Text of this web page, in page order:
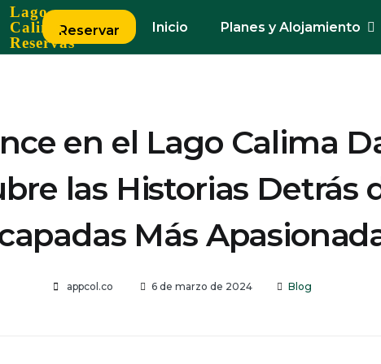
Lago
Calima
Reservas
Reservar Inicio Planes y Alojamiento
en el Lago Calima
las Historias Detrás
Más
appcol.co 6 de marzo de 2024 Blog